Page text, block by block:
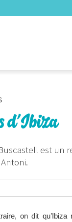
d’Ibiza
est
on dit